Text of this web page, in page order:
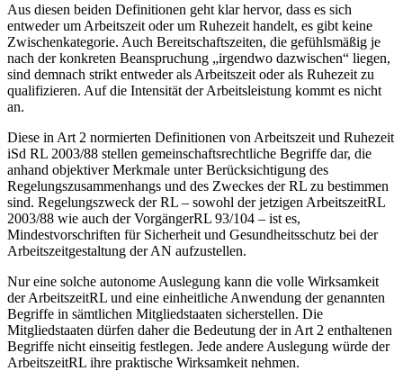
Aus diesen beiden Definitionen geht klar hervor, dass es sich
entwederum Arbeitszeit oderum Ruhezeit handelt, es gibt keine
Zwischenkategorie. Auch Bereitschaftszeiten, die gefühlsmäßig je
nach der konkreten Beanspruchung „irgendwo dazwischen“ liegen,
sind demnach strikt entwederals Arbeitszeit oderals Ruhezeit zu
qualifizieren. Auf die Intensität der Arbeitsleistung kommt es nicht
an.
Diese in Art 2 normierten Definitionen von Arbeitszeit und Ruhezeit
iSd RL 2003/88 stellen gemeinschaftsrechtliche Begriffe dar, die
anhand objektiver Merkmale unter Berücksichtigung des
Regelungszusammenhangs und des Zweckes der RL zu bestimmen
sind. Regelungszweck der RL – sowohl der jetzigen ArbeitszeitRL
2003/88 wie auch der VorgängerRL 93/104 – ist es,
Mindestvorschriften für Sicherheit und Gesundheitsschutz bei der
Arbeitszeitgestaltung der AN aufzustellen.
Nur eine solche autonome Auslegung kann die volle Wirksamkeit
der ArbeitszeitRL und eine einheitliche Anwendung der genannten
Begriffe in sämtlichen Mitgliedstaaten sicherstellen. Die
Mitgliedstaaten dürfen daher die Bedeutung der in Art 2 enthaltenen
Begriffe nicht einseitig festlegen. Jede andere Auslegung würde der
ArbeitszeitRL ihre praktische Wirksamkeit nehmen.